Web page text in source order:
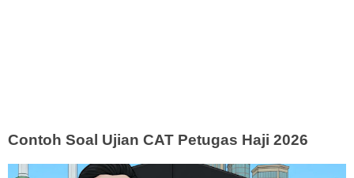
Contoh Soal Ujian CAT Petugas Haji 2026